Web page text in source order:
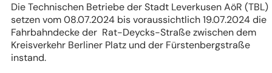
Die Technischen Betriebe der Stadt Leverkusen AöR (TBL)
setzen vom 08.07.2024 bis voraussichtlich 19.07.2024 die
Fahrbahndecke der Rat-Deycks-Straße zwischen dem
Kreisverkehr Berliner Platz und der Fürstenbergstraße
instand.